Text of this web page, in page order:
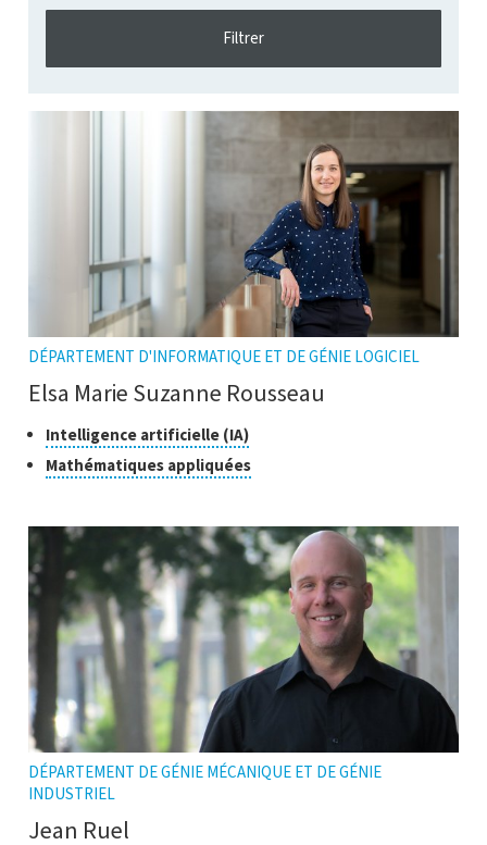
DÉPARTEMENT D'INFORMATIQUE ET DE GÉNIE LOGICIEL
Elsa Marie Suzanne Rousseau
Classes
de
recherche
Intelligence artificielle (IA)Cliquer
pour
ouvrir
Mathématiques appliquéesCliquer
pour
l'infobulle
DÉPARTEMENT DE GÉNIE MÉCANIQUE ET DE GÉNIE
INDUSTRIEL
Jean Ruel